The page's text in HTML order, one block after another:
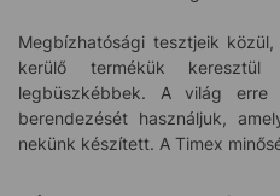
Megbízhatósági tesztjeik
kerülő termékük
legbüszkébbek. A világ
berendezését használjuk,
nekünk készített. A Timex